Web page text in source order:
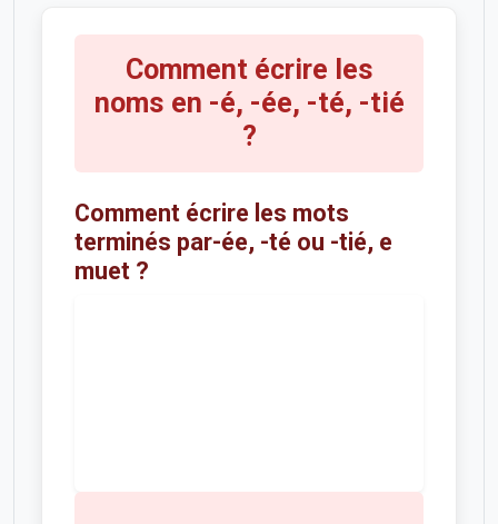
Comment écrire les
noms en -é, -ée, -té, -tié
?
Comment écrire les mots
terminés par-ée, -té ou -tié, e
muet ?